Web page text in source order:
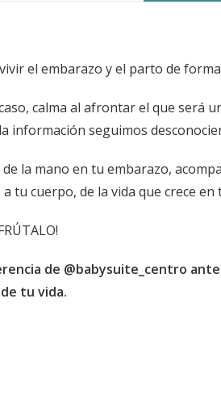
el embarazo y el parto de
calma al afrontar el que será
información seguimos
la mano en tu embarazo,
tu cuerpo, de la vida que crece
de @babysuite_centro
tu vida.